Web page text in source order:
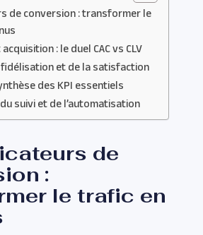
de conversion : transformer le
: le duel CAC vs CLV
fidélisation et de la satisfaction
des KPI essentiels
suivi et de l’automatisation
de
:
le trafic en